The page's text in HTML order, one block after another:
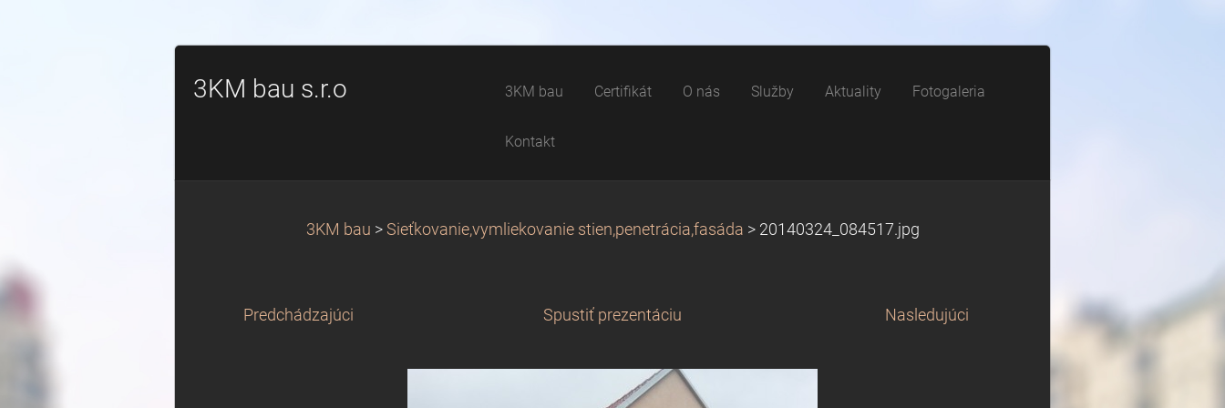
3KM bau s.r.o 3KM bau Certifikát O nás Služby Aktuality Fotogaleria
Kontakt
3KM bau > Sieťkovanie,vymliekovanie stien,penetrácia,fasáda > 20140324_084517.jpg
Predchádzajúci Spustiť prezentáciu Nasledujúci